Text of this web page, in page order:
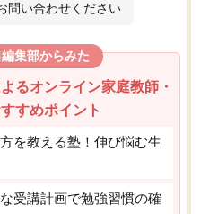
問い合わせください
集部からみた
るオンライン家庭教師・
すめポイント
を教える塾！伸び悩む生
受講計画で勉強習慣の確